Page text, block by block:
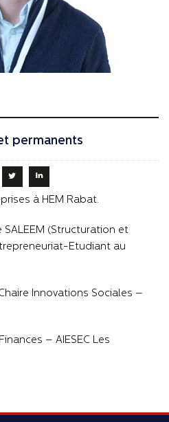
permanents
à HEM Rabat.
SALEEM (Structuration et
Etudiant au
Innovations Sociales –
– AIESEC Les